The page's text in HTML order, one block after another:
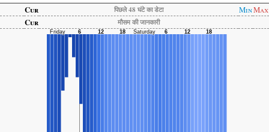
Cur
पिछले 48 घंटे का डेटा MinMax
Cur
मौसम की जानकारी